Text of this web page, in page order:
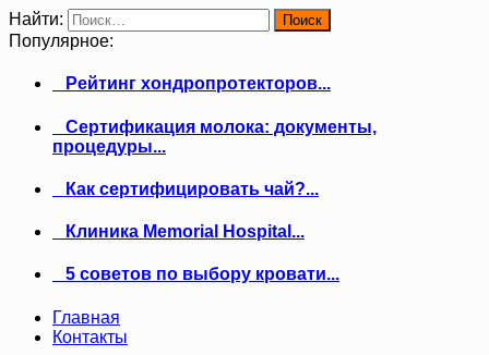
Найти:
Популярное:
Рейтинг хондропротекторов...
Сертификация молока: документы,
процедуры...
Как сертифицировать чай?...
Клиника Memorial Hospital...
5 советов по выбору кровати...
Главная
Контакты